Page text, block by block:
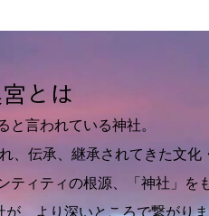
と言われている神社。
伝承、継承されてきた文化
ィティの根源、「神社」を
、より深いところで繋がりま